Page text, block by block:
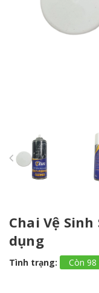
Chai Vệ
dụng
Tình trạng: Còn